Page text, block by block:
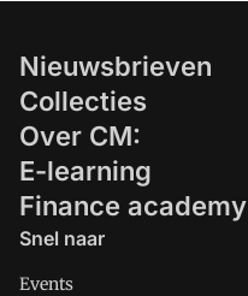
Nieuwsbrieven
Collecties
Over CM:
E-learning
Finance academy
Snel naar
Events